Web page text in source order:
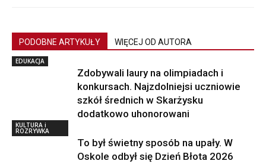
PODOBNE ARTYKUŁY WIĘCEJ OD AUTORA
EDUKACJA
Zdobywali laury na olimpiadach i
konkursach. Najzdolniejsi uczniowie
szkół średnich w Skarżysku
dodatkowo uhonorowani
KULTURA i
ROZRYWKA
To był świetny sposób na upały. W
Oskole odbył się Dzień Błota 2026